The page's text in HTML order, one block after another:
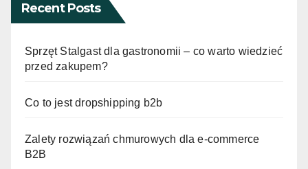
Recent Posts
Sprzęt Stalgast dla gastronomii – co warto wiedzieć
przed zakupem?
Co to jest dropshipping b2b
Zalety rozwiązań chmurowych dla e-commerce
B2B